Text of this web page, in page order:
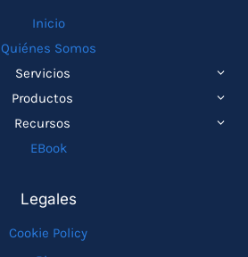
Inicio
Quiénes Somos
Servicios
HIJO
Productos
HIJO
Recursos
EBook
Legales
Cookie Policy